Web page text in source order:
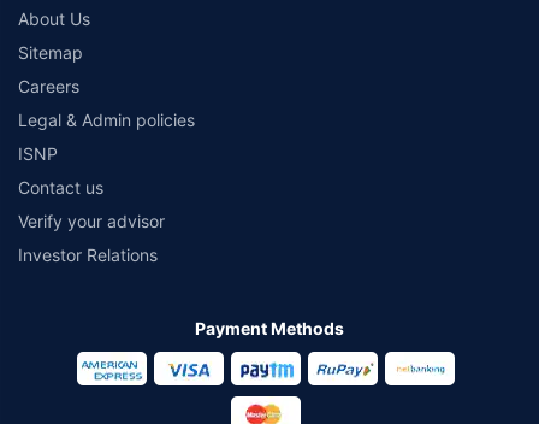
assurance is based on certifications shared by insurers with us.
About Us
Sitemap
Careers
Legal & Admin policies
ISNP
Contact us
Verify your advisor
Investor Relations
Payment Methods